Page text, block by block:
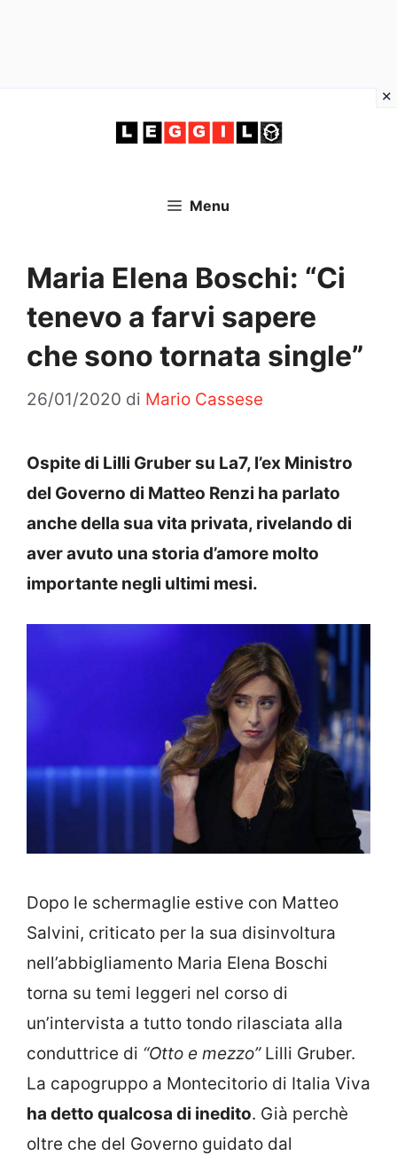
Menu
Maria Elena Boschi: “Ci
tenevo a farvi sapere
che sono tornata single”
26/01/2020 di Mario Cassese
Ospite di Lilli Gruber su La7, l’ex Ministro
del Governo di Matteo Renzi ha parlato
anche della sua vita privata, rivelando di
aver avuto una storia d’amore molto
importante negli ultimi mesi.
Dopo le schermaglie estive con Matteo
Salvini, criticato per la sua disinvoltura
nell’abbigliamento Maria Elena Boschi
torna su temi leggeri nel corso di
un’intervista a tutto tondo rilasciata alla
conduttrice di “Otto e mezzo”Lilli Gruber.
La capogruppo a Montecitorio di Italia Viva
ha detto qualcosa di inedito. Già perchè
oltre che del Governo guidato dal